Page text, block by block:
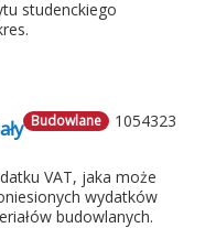
studenckiego
1054323
Budowlane
VAT, jaka może
wydatków
budowlanych.